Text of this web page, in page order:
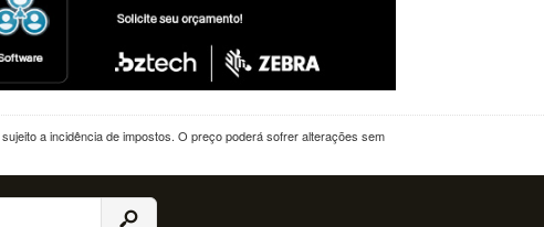
a incidência de impostos. O preço poderá sofrer alterações sem